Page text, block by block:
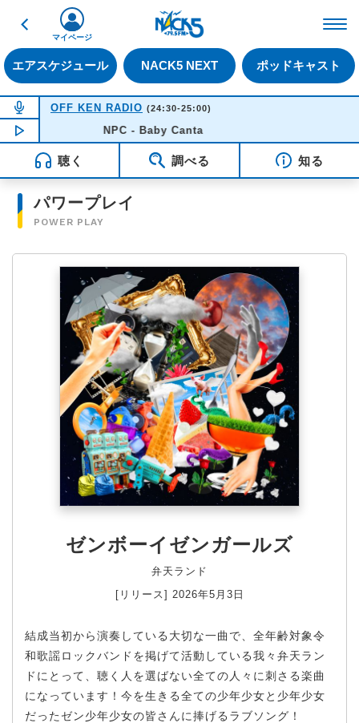
戻る
エアスケジュール NACK5 NEXT ポッドキャスト
マイページ
NOW ON AIR
OFF KEN RADIO (24:30-25:00)
NOW PLAYING00:41
NPC - Baby Canta
聴く 調べる 知る
パワープレイ
POWER PLAY
ゼンボーイゼンガールズ
弁天ランド
[リリース] 2026年5月3日
結成当初から演奏している大切な一曲で、全年齢対象令
和歌謡ロックバンドを掲げて活動している我々弁天ラン
ドにとって、聴く人を選ばない全ての人々に刺さる楽曲
になっています！今を生きる全ての少年少女と少年少女
だったゼン少年少女の皆さんに捧げるラブソング！